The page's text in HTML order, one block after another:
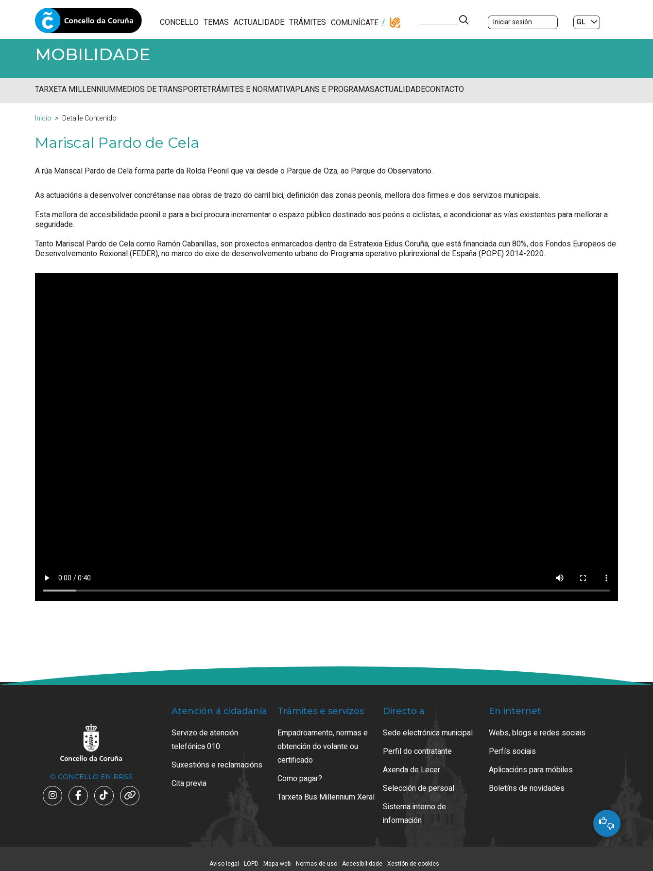
CONCELLO TEMAS ACTUALIDADE TRÁMITES COMUNÍCATE Iniciar sesión
GL
ES|
MOBILIDADE
TARXETA MILLENNIUMMEDIOS DE TRANSPORTETRÁMITES E NORMATIVAPLANS E PROGRAMASACTUALIDADECONTACTO
Inicio Detalle Contenido
Mariscal Pardo de Cela
A rúa Mariscal Pardo de Cela forma parte da Rolda Peonil que vai desde o Parque de Oza, ao Parque do Observatorio.
As actuacións a desenvolver concrétanse nas obras de trazo do carril bici, definición das zonas peonís, mellora dos firmes e dos servizos municipais.
Esta mellora de accesibilidade peonil e para a bici procura incrementar o espazo público destinado aos peóns e ciclistas, e acondicionar as vías existentes para mellorar a
seguridade.
Tanto Mariscal Pardo de Cela como Ramón Cabanillas, son proxectos enmarcados dentro da Estratexia Eidus Coruña, que está financiada cun 80%, dos Fondos Europeos de
Desenvolvemento Rexional (FEDER), no marco do eixe de desenvolvemento urbano do Programa operativo plurirexional de España (POPE) 2014-2020.
O CONCELLO EN RRSS
Atención á cidadanía
Servizo de atención
telefónica 010
Suxestións e reclamacións
Cita previa
Trámites e servizos
Empadroamento, normas e
obtención do volante ou
certificado
Como pagar?
Tarxeta Bus Millennium Xeral
Directo a
Sede electrónica municipal
Perfil do contratante
Axenda de Lecer
Selección de persoal
Sistema interno de
información
En internet
Webs, blogs e redes sociais
Perfís sociais
Aplicacións para móbiles
Boletíns de novidades
Aviso legal LOPD Mapa web Normas de uso Accesibilidade Xestión de cookies